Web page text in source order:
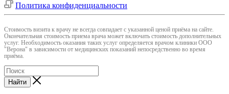
Политика конфиденциальности
Cтоимость визита к врачу не всегда совпадает с указанной ценой приёма на сайте.
Окончательная стоимость приема врача может включать стоимость дополнительных
услуг. Необходимость оказания таких услуг определяется врачом клиники ООО
"Верона" в зависимости от медицинских показаний непосредственно во время
приёма.
Найти